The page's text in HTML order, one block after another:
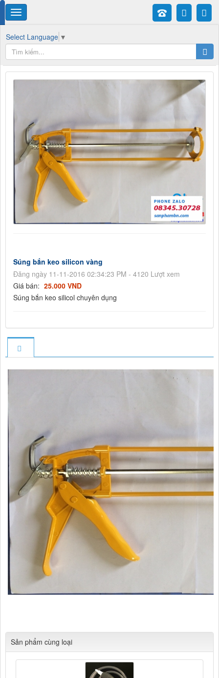
Select Language ▼
Súng bắn keo silicon vàng
Đăng ngày 11-11-2016 02:34:23 PM - 4120 Lượt xem
Giá bán: 25.000 VND
Súng bắn keo silicol chuyên dụng
Sản phẩm cùng loại